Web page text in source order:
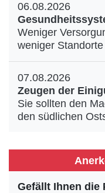
06.08.2026
Weniger
weniger
07.08.2026
Zeugen der
Sie sollten den
den südlichen
Gefällt Ihnen die